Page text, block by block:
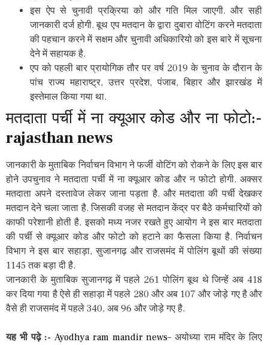
इस ऐप से चुनावी प्रक्रिया को और गति मिल जाएगी. और सही
जानकारी दर्ज होगी. बूथ एप मतदान के द्वारा दुबारा वोटिंग करने मतदाता
की पहचान करने में सक्षम और चुनावी अधिकारियो को इस बारे में सूचना
देने में सहायक है.
एप को पहली बार प्रायोगिक तौर पर वर्ष 2019 के चुनाव के दौरान के
पांच राज्य महाराष्ट्र, उत्तर प्रदेश, पंजाब, बिहार और झारखंड में
इस्तेमाल किया गया था.
मतदाता पर्ची में ना क्यूआर कोड और ना फोटो:-
rajasthan news
जानकारी के मुताबिक निर्वाचन विभाग ने फर्जी वोटिंग को रोकने के लिए इस बार
होने उपचुनाव ने मतदाता पर्ची में ना क्यूआर कोड और न फोटो होगी. अक्सर
मतदाता अपने दस्तावेज लेकर जाना पड़ता है. और मतदाता की पर्ची देखकर
मतदान देने चला जाता है. जिसकी वजह से मतदान केंद्र पर बैठे कर्मचारियों को
काफी परेशानी होती है. इसको मध्य नजर रखते हुए आयोग ने इस बार मतदाता
की पर्ची से क्यूआर कोड और फोटो को हटाने का फैसला किया है. निर्वाचन
विभाग ने इस बार सहाड़ा, सुजानगढ़ और राजसमंद में पोलिंग बूथों की संख्या
1145 तक बड़ा दी है.
जानकारी के मुताबिक सुजानगढ़ में पहले 261 पोलिंग बूथ थे जिन्हें अब 418
कर दिया गया है ऐसे ही सहाड़ा में पहले 280 और अब 107 और जोड़े गए है और
वैसे ही राजसमंद में पहले 340, अब 96 और जोड़े गए है.
यह भी पढ़े :- Ayodhya ram mandir news– अयोध्या राम मंदिर के लिए